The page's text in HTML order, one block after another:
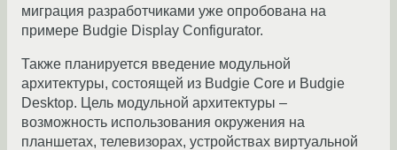
миграция разработчиками уже опробована на
примере Budgie Display Configurator.
Также планируется введение модульной
архитектуры, состоящей из Budgie Core и Budgie
Desktop. Цель модульной архитектуры –
возможность использования окружения на
планшетах, телевизорах, устройствах виртуальной